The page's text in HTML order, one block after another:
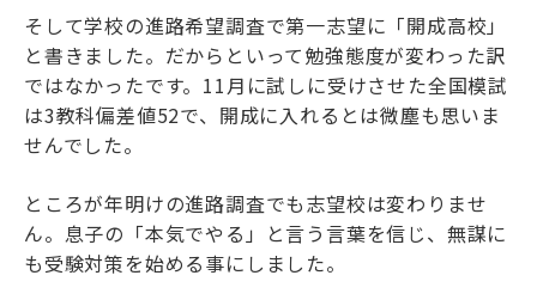
そして学校の進路希望調査で第一志望に「開成高校」
と書きました。だからといって勉強態度が変わった訳
ではなかったです。11月に試しに受けさせた全国模試
は3教科偏差値52で、開成に入れるとは微塵も思いま
せんでした。
ところが年明けの進路調査でも志望校は変わりませ
ん。息子の「本気でやる」と言う言葉を信じ、無謀に
も受験対策を始める事にしました。